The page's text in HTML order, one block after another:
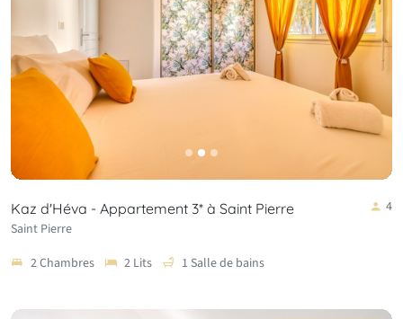
Kaz d'Héva - Appartement 3* à Saint Pierre
4
Saint Pierre
2 Chambres
2 Lits 1 Salle de bains